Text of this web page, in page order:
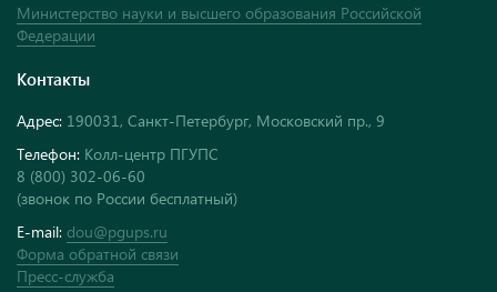
Министерство науки и высшего образования Российской
Федерации
Контакты
Адрес: 190031, Санкт-Петербург, Московский пр., 9
Телефон: Колл-центр ПГУПС
8 (800) 302-06-60
(звонок по России бесплатный)
E-mail: dou@pgups.ru
Форма обратной связи
Пресс-служба